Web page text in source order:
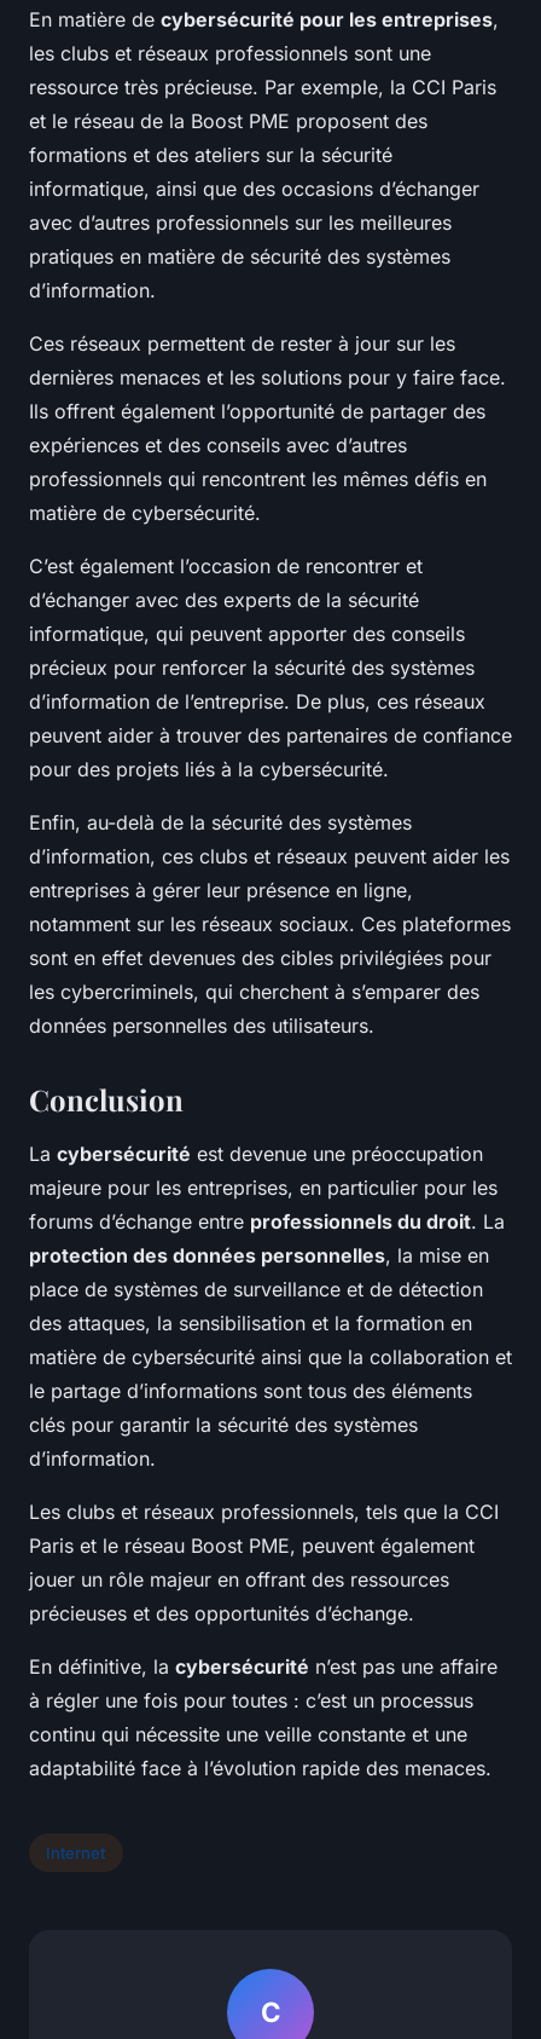
En matière de cybersécurité pour les entreprises,
les clubs et réseaux professionnels sont une
ressource très précieuse. Par exemple, la CCI Paris
et le réseau de la Boost PME proposent des
formations et des ateliers sur la sécurité
informatique, ainsi que des occasions d’échanger
avec d’autres professionnels sur les meilleures
pratiques en matière de sécurité des systèmes
d’information.
Ces réseaux permettent de rester à jour sur les
dernières menaces et les solutions pour y faire face.
Ils offrent également l’opportunité de partager des
expériences et des conseils avec d’autres
professionnels qui rencontrent les mêmes défis en
matière de cybersécurité.
C’est également l’occasion de rencontrer et
d’échanger avec des experts de la sécurité
informatique, qui peuvent apporter des conseils
précieux pour renforcer la sécurité des systèmes
d’information de l’entreprise. De plus, ces réseaux
peuvent aider à trouver des partenaires de confiance
pour des projets liés à la cybersécurité.
Enfin, au-delà de la sécurité des systèmes
d’information, ces clubs et réseaux peuvent aider les
entreprises à gérer leur présence en ligne,
notamment sur les réseaux sociaux. Ces plateformes
sont en effet devenues des cibles privilégiées pour
les cybercriminels, qui cherchent à s’emparer des
données personnelles des utilisateurs.
Conclusion
La cybersécurité est devenue une préoccupation
majeure pour les entreprises, en particulier pour les
forums d’échange entre professionnels du droit. La
protection des données personnelles, la mise en
place de systèmes de surveillance et de détection
des attaques, la sensibilisation et la formation en
matière de cybersécurité ainsi que la collaboration et
le partage d’informations sont tous des éléments
clés pour garantir la sécurité des systèmes
d’information.
Les clubs et réseaux professionnels, tels que la CCI
Paris et le réseau Boost PME, peuvent également
jouer un rôle majeur en offrant des ressources
précieuses et des opportunités d’échange.
En définitive, la cybersécurité n’est pas une affaire
à régler une fois pour toutes : c’est un processus
continu qui nécessite une veille constante et une
adaptabilité face à l’évolution rapide des menaces.
Internet
C